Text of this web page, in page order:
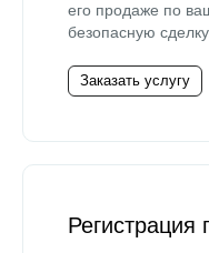
его продаже по
безопасную сделку.
Заказать услугу
Регистрация